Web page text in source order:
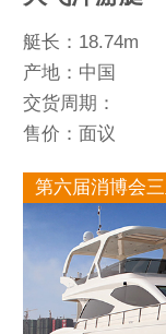
艇长：18.74m
产地：中国
交货周期：
售价：面议
第六届消博会